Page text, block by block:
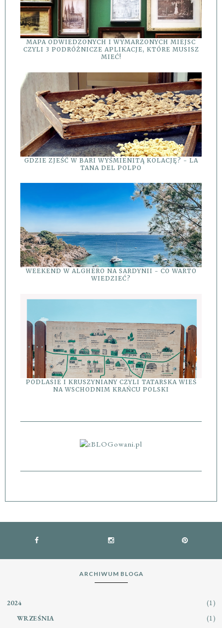
MAPA ODWIEDZONYCH I WYMARZONYCH MIEJSC
CZYLI 3 PODRÓŻNICZE APLIKACJE, KTÓRE MUSISZ
MIEĆ!
GDZIE ZJEŚĆ W BARI WYŚMIENITĄ KOLACJĘ? - LA
TANA DEL POLPO
WEEKEND W ALGHERO NA SARDYNII - CO WARTO
WIEDZIEĆ?
PODLASIE I KRUSZYNIANY CZYLI TATARSKA WIEŚ
NA WSCHODNIM KRAŃCU POLSKI
ARCHIWUM BLOGA
2024 (1)
WRZEŚNIA (1)